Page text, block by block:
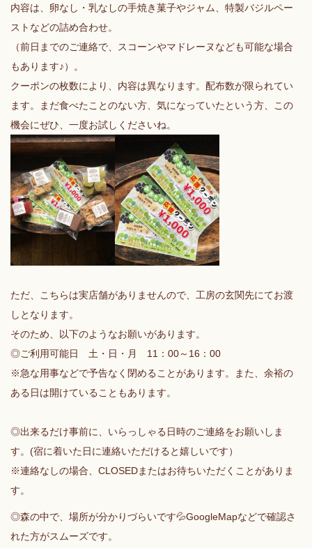
内容は、卵なし・乳なしの手焼き菓子やジャム、特製バジルペー
ストなどの詰め合わせ。
（前日までのご連絡で、スコーンやマドレーヌなども可能な場合
もあります♪）。
クーポンの枚数により、内容は異なります。配布数が限られてい
ます。まだ食べたことのない方、気になっていたという方、この
機会にぜひ、一度お試しくださいね。
ただ、こちらは実店舗がありませんので、工房の玄関先にてお渡
しとなります。
そのため、以下のようなお願いがあります。
◎ご利用可能日 土・日・月 11：00～16：00
※急な用事などで予告なく閉めることがあります。また、余裕の
ある日は開けていることもあります。
◎出来るだけ事前に、いらっしゃる日時のご連絡をお願いしま
す。(宿に着いた日に連絡いただけると嬉しいです）
※連絡なしの場合、CLOSEDまたはお待ちいただくことがありま
す。
◎森の中で、場所が分かりづらいです💦GoogleMapなどで確認さ
れた方がスムーズです。